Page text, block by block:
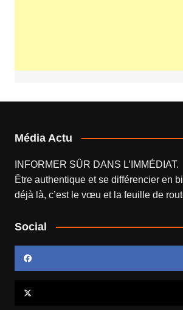
Média Actu
INFORMER SÛR DANS L’IMMÉDIAT.
Être authentique et se différencier en
déjà là, c’est le vœu et la feuille de
Social